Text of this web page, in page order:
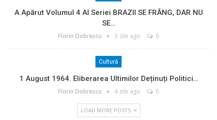
A Apărut Volumul 4 Al Seriei BRAZII SE FRÂNG, DAR NU
SE…
Florin Dobrescu 3 zile ago 0
Cultură
1 August 1964. Eliberarea Ultimilor Deținuți Politici…
Florin Dobrescu 4 zile ago 0
LOAD MORE POSTS